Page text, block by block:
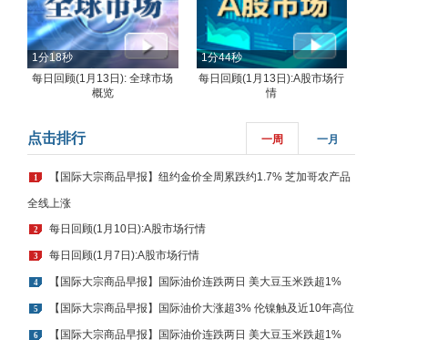
1分18秒
每日回顾(1月13日): 全球市场
概览
1分44秒
每日回顾(1月13日):A股市场行
情
点击排行 一周 一月
1 【国际大宗商品早报】纽约金价全周累跌约1.7% 芝加哥农产品
全线上涨
2 每日回顾(1月10日):A股市场行情
3 每日回顾(1月7日):A股市场行情
4 【国际大宗商品早报】国际油价连跌两日 美大豆玉米跌超1%
5 【国际大宗商品早报】国际油价大涨超3% 伦镍触及近10年高位
6 【国际大宗商品早报】国际油价连跌两日 美大豆玉米跌超1%